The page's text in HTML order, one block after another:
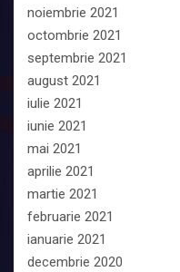
noiembrie 2021
octombrie 2021
septembrie 2021
august 2021
iulie 2021
iunie 2021
mai 2021
aprilie 2021
martie 2021
februarie 2021
ianuarie 2021
decembrie 2020